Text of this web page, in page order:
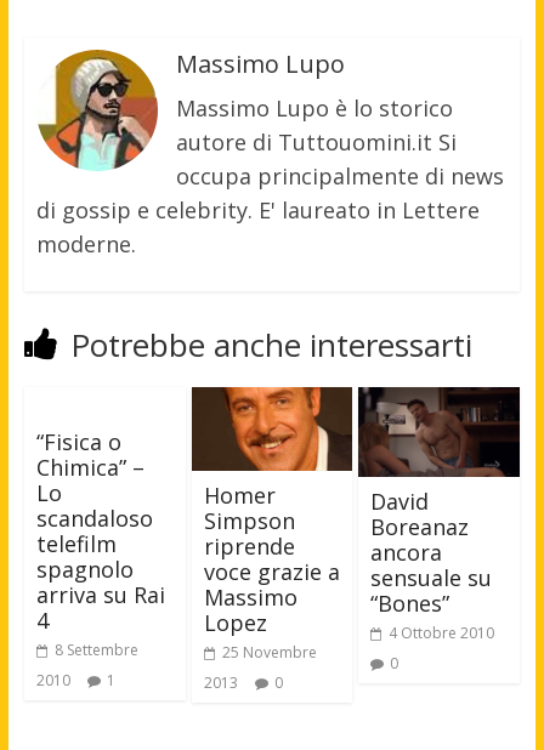
Massimo Lupo
Massimo Lupo è lo storico
autore di Tuttouomini.it Si
occupa principalmente di news
di gossip e celebrity. E' laureato in Lettere
moderne.
Potrebbe anche interessarti
“Fisica o
Chimica” –
Lo
scandaloso
telefilm
spagnolo
arriva su Rai
4
8 Settembre
2010
1
Homer
Simpson
riprende
voce grazie a
Massimo
Lopez
25 Novembre
2013
0
David
Boreanaz
ancora
sensuale su
“Bones”
4 Ottobre 2010
0